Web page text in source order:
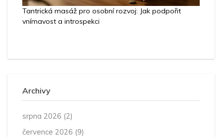
Tantrická masáž pro osobní rozvoj: Jak podpořit
vnímavost a introspekci
Archivy
srpna 2026 (2)
července 2026 (9)